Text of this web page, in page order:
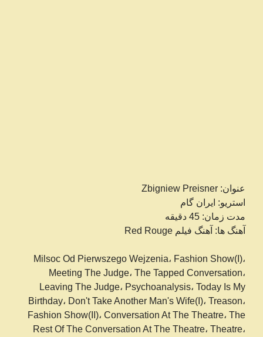
عنوان: Zbigniew Preisner
استریو: ایران گام
مدت زمان: 45 دقیقه
آهنگ ها: آهنگ فیلم Red Rouge
Milsoc Od Pierwszego Wejzenia، Fashion Show(I)،
Meeting The Judge، The Tapped Conversation،
Leaving The Judge، Psychoanalysis، Today Is My
Birthday، Don't Take Another Man's Wife(I)، Treason،
Fashion Show(II)، Conversation At The Theatre، The
Rest Of The Conversation At The Theatre، Theatre،